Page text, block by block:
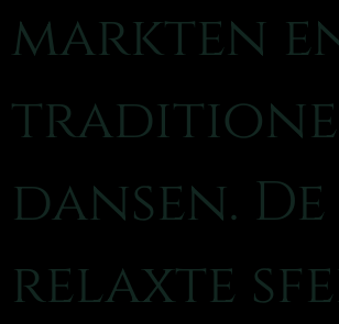
markten
dansen. De
relaxte